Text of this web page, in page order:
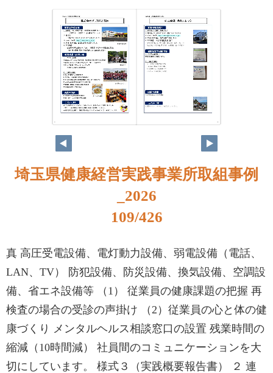
92 93
埼玉県健康経営実践事業所取組事例
_2026
109/426
真 高圧受電設備、電灯動力設備、弱電設備（電話、
LAN、TV） 防犯設備、防災設備、換気設備、空調設
備、省エネ設備等 （1） 従業員の健康課題の把握 再
検査の場合の受診の声掛け （2）従業員の心と体の健
康づくり メンタルヘルス相談窓口の設置 残業時間の
縮減（10時間減） 社員間のコミュニケーションを大
切にしています。 様式３（実践概要報告書） ２ 連